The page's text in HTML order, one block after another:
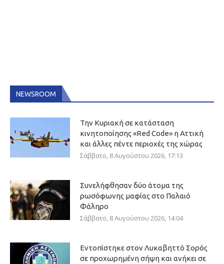
NEWSROOM
Την Κυριακή σε κατάσταση
κινητοποίησης «Red Code» η Αττική
και άλλες πέντε περιοχές της χώρας
Σάββατο, 8 Αυγούστου 2026, 17:13
Συνελήφθησαν δύο άτομα της
ρωσόφωνης μαφίας στο Παλαιό
Φάληρο
Σάββατο, 8 Αυγούστου 2026, 14:04
Εντοπίστηκε στον Λυκαβηττό Σορός
σε προχωρημένη σήψη και ανήκει σε